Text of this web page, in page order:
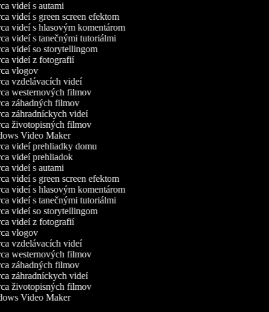
videí s autami
videí s green screen efektom
videí s hlasovým komentárom
videí s tanečnými tutoriálmi
videí so storytellingom
videí z fotografií
vlogov
vzdelávacích videí
westernových filmov
záhadných filmov
záhradníckych videí
životopisných filmov
Video Maker
videí prehliadky domu
videí prehliadok
videí s autami
videí s green screen efektom
videí s hlasovým komentárom
videí s tanečnými tutoriálmi
videí so storytellingom
videí z fotografií
vlogov
vzdelávacích videí
westernových filmov
záhadných filmov
záhradníckych videí
životopisných filmov
Video Maker